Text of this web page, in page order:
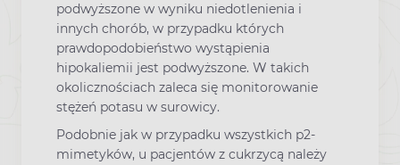
podwyższone w wyniku niedotlenienia i
innych chorób, w przypadku których
prawdopodobieństwo wystąpienia
hipokaliemii jest podwyższone. W takich
okolicznościach zaleca się monitorowanie
stężeń potasu w surowicy.
Podobnie jak w przypadku wszystkich p2-
mimetyków, u pacjentów z cukrzycą należy